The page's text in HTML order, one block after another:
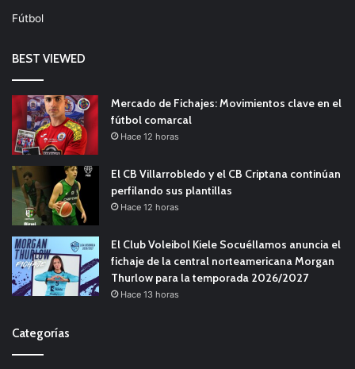
Fútbol
BEST VIEWED
Mercado de Fichajes: Movimientos clave en el
fútbol comarcal
Hace 12 horas
El CB Villarrobledo y el CB Criptana continúan
perfilando sus plantillas
Hace 12 horas
El Club Voleibol Kiele Socuéllamos anuncia el
fichaje de la central norteamericana Morgan
Thurlow para la temporada 2026/2027
Hace 13 horas
Categorías